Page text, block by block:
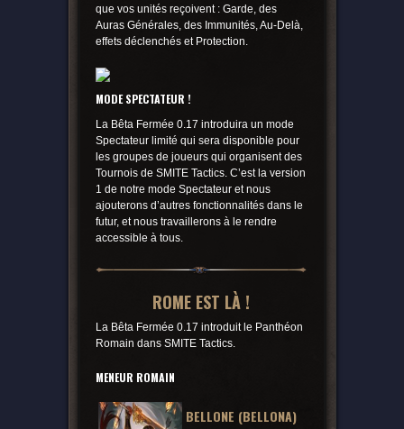
que vos unités reçoivent : Garde, des
Auras Générales, des Immunités, Au-Delà,
effets déclenchés et Protection.
MODE SPECTATEUR !
La Bêta Fermée 0.17 introduira un mode
Spectateur limité qui sera disponible pour
les groupes de joueurs qui organisent des
Tournois de SMITE Tactics. C’est la version
1 de notre mode Spectateur et nous
ajouterons d’autres fonctionnalités dans le
futur, et nous travaillerons à le rendre
accessible à tous.
ROME EST LÀ !
La Bêta Fermée 0.17 introduit le Panthéon
Romain dans SMITE Tactics.
MENEUR ROMAIN
BELLONE (BELLONA)